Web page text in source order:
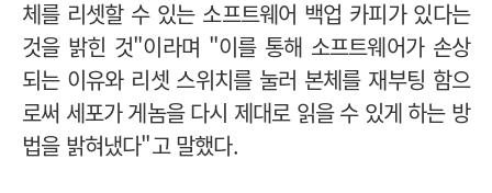
체를 리셋할 수 있는 소프트웨어 백업 카피가 있다는
것을 밝힌 것"이라며 "이를 통해 소프트웨어가 손상
되는 이유와 리셋 스위치를 눌러 본체를 재부팅 함으
로써 세포가 게놈을 다시 제대로 읽을 수 있게 하는 방
법을 밝혀냈다"고 말했다.